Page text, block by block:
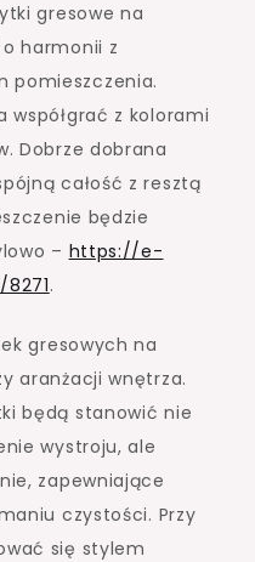
gresowe na
harmonii z
pomieszczenia.
współgrać z kolorami
Dobrze dobrana
całość z resztą
będzie
– https://e-
.
gresowych na
aranżacji wnętrza.
będą stanowić nie
wystroju, ale
zapewniające
czystości. Przy
się stylem